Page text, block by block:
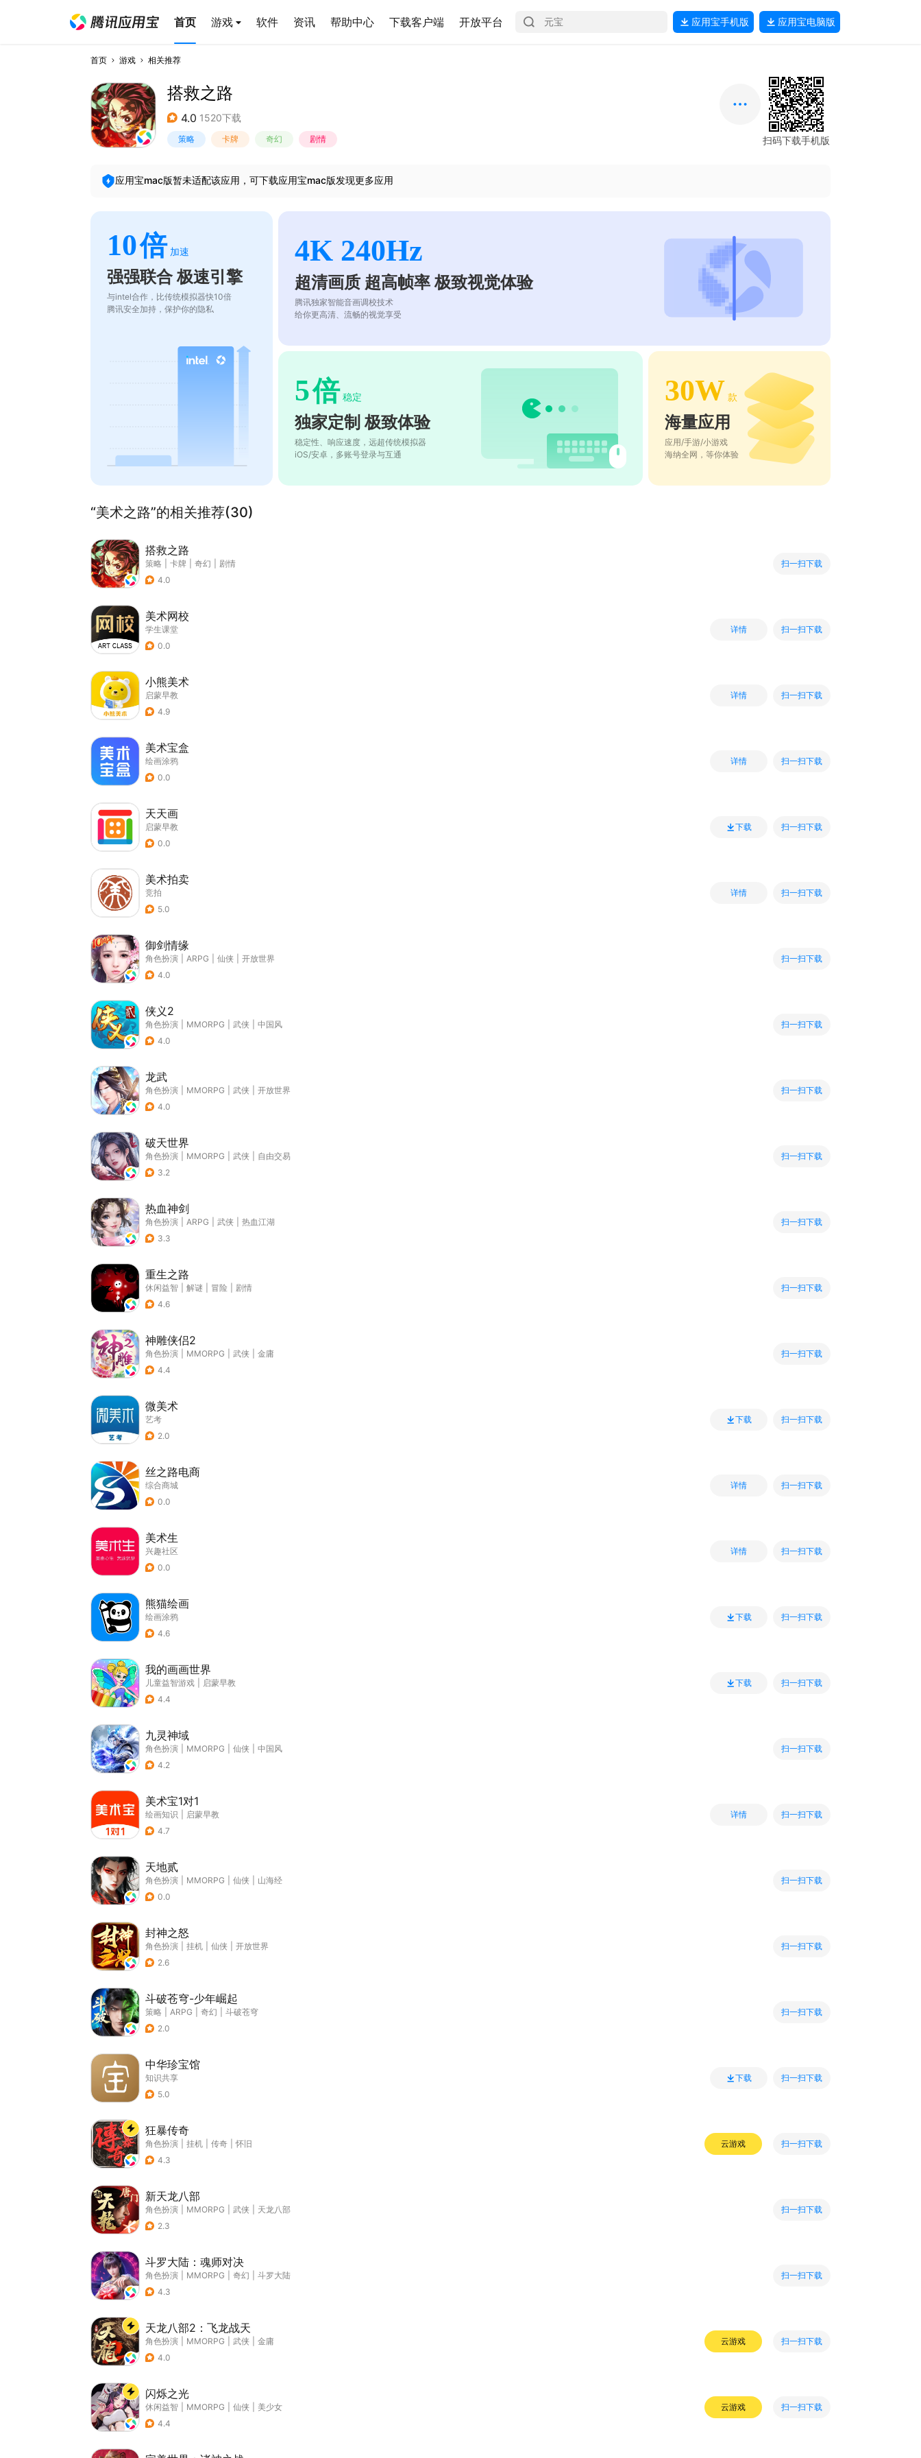
首页 游戏 软件 资讯 帮助中心 下载客户端 开放平台 应用宝手机版 应用宝电脑版
首页 游戏 相关推荐
搭救之路
4.0 1520下载
策略 卡牌 奇幻 剧情 扫码下载手机版
应用宝mac版暂未适配该应用，可下载应用宝mac版发现更多应用
10倍 加速
强强联合 极速引擎
与intel合作，比传统模拟器快10倍
腾讯安全加持，保护你的隐私
4K 240Hz
超清画质 超高帧率 极致视觉体验
腾讯独家智能音画调校技术
给你更高清、流畅的视觉享受
5倍 稳定
独家定制 极致体验
稳定性、响应速度，远超传统模拟器
iOS/安卓，多账号登录与互通
30W 款
海量应用
应用/手游/小游戏
海纳全网，等你体验
“美术之路”的相关推荐(30)
搭救之路
策略 卡牌 奇幻
剧情
4.0
扫一扫下载
美术网校
学生课堂
0.0
详情 扫一扫下载
小熊美术
启蒙早教
4.9
详情 扫一扫下载
美术宝盒
绘画涂鸦
0.0
详情 扫一扫下载
天天画
启蒙早教
0.0
下载 扫一扫下载
美术拍卖
竞拍
5.0
详情 扫一扫下载
御剑情缘
角色扮演 ARPG 仙侠
开放世界
4.0
扫一扫下载
侠义2
角色扮演 MMORPG 武侠
中国风
4.0
扫一扫下载
龙武
角色扮演 MMORPG 武侠
开放世界
4.0
扫一扫下载
破天世界
角色扮演 MMORPG 武侠
自由交易
3.2
扫一扫下载
热血神剑
角色扮演 ARPG 武侠
热血江湖
3.3
扫一扫下载
重生之路
休闲益智 解谜 冒险
剧情
4.6
扫一扫下载
神雕侠侣2
角色扮演 MMORPG 武侠
金庸
4.4
扫一扫下载
微美术
艺考
2.0
下载 扫一扫下载
丝之路电商
综合商城
0.0
详情 扫一扫下载
美术生
兴趣社区
0.0
详情 扫一扫下载
熊猫绘画
绘画涂鸦
4.6
下载 扫一扫下载
我的画画世界
儿童益智游戏
启蒙早教
4.4
下载 扫一扫下载
九灵神域
角色扮演 MMORPG 仙侠
中国风
4.2
扫一扫下载
美术宝1对1
绘画知识
启蒙早教
4.7
详情 扫一扫下载
天地贰
角色扮演 MMORPG 仙侠
山海经
0.0
扫一扫下载
封神之怒
角色扮演 挂机 仙侠
开放世界
2.6
扫一扫下载
斗破苍穹-少年崛起
策略 ARPG 奇幻
斗破苍穹
2.0
扫一扫下载
中华珍宝馆
知识共享
5.0
下载 扫一扫下载
狂暴传奇
角色扮演 挂机 传奇
怀旧
4.3
云游戏 扫一扫下载
新天龙八部
角色扮演 MMORPG 武侠
天龙八部
2.3
扫一扫下载
斗罗大陆：魂师对决
角色扮演 MMORPG 奇幻
斗罗大陆
4.3
扫一扫下载
天龙八部2：飞龙战天
角色扮演 MMORPG 武侠
金庸
4.0
云游戏 扫一扫下载
闪烁之光
休闲益智 MMORPG 仙侠
美少女
4.4
云游戏 扫一扫下载